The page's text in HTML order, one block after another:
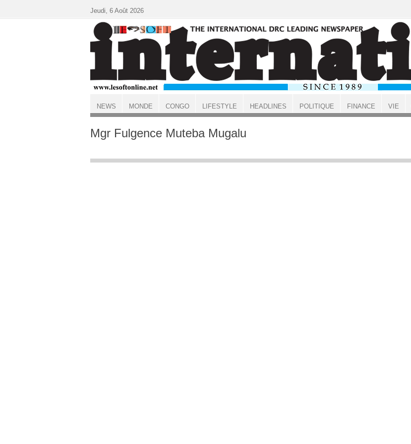
ACCUEIL
Mgr Fulgence Muteba Mugalu
Jeudi, 6 Août 2026
NEWS MONDE CONGO LIFESTYLE HEADLINES POLITIQUE FINANCE VIE